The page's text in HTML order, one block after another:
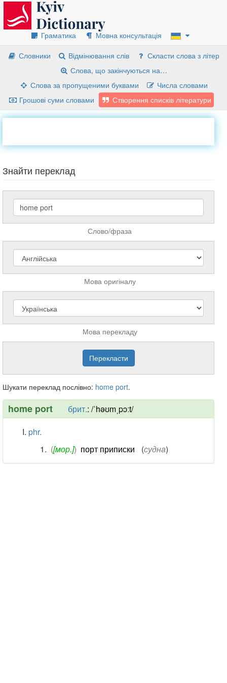
Граматика
Мовна консультація
Словники
Відмінювання слів
Скласти слова з літер
Слова, що закінчуються на…
Слова за пропущеними буквами
Числа словами
Грошові суми словами
Створення списків літератури
Знайти переклад
Слово/фраза
Мова оригіналу
Мова перекладу
Шукати переклад послівно: home port.
home port брит.: /ˈhəʊmˌpɔːt/
phr.
([мор.]) порт приписки (судна)